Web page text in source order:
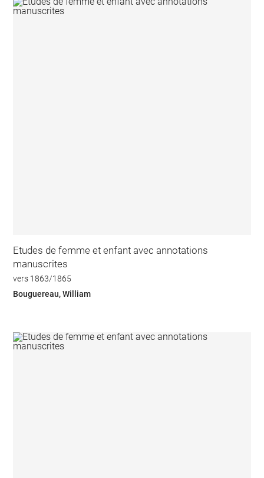
Etudes de femme et enfant avec annotations
manuscrites
vers 1863/1865
Bouguereau, William